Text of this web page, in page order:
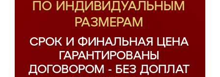
ПО ИНДИВИДУАЛЬНЫМ
РАЗМЕРАМ
СРОК И ФИНАЛЬНАЯ ЦЕНА
ГАРАНТИРОВАНЫ
ДОГОВОРОМ - БЕЗ ДОПЛАТ